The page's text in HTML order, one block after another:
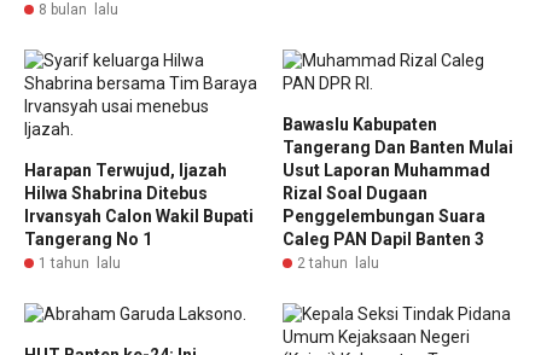
8 bulan lalu
Harapan Terwujud, Ijazah
Hilwa Shabrina Ditebus
Irvansyah Calon Wakil Bupati
Tangerang No 1
1 tahun lalu
Bawaslu Kabupaten
Tangerang Dan Banten Mulai
Usut Laporan Muhammad
Rizal Soal Dugaan
Penggelembungan Suara
Caleg PAN Dapil Banten 3
2 tahun lalu